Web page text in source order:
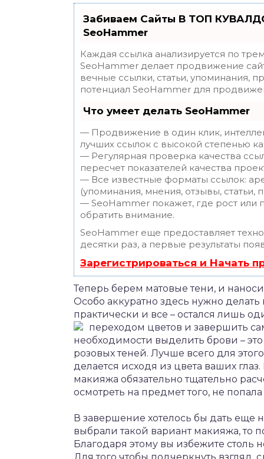
Забиваем Сайты В ТОП
SeoHammer
Каждая ссылка анализируется по
SeoHammer делает продвижение
вечные ссылки, статьи, упоминания,
потенциал SeoHammer для
Что умеет делать SeoHammer
— Продвижение в один клик,
лучших ссылок с высокой степенью
— Регулярная проверка качества
пересчет показателей качества
— Все известные форматы ссылок:
(упоминания, мнения, отзывы, статьи,
— SeoHammer покажет, где рост или
обратить внимание.
SeoHammer еще предоставляет
десятки раз, а первые результаты
Зарегистрироваться и Начать
Теперь берем матовые тени, и
Особо аккуратно здесь нужно делать
практически и все – остался лишь
переходом цветов и завершить
необходимости выделить брови –
розовых теней. Лучше всего для
делается исходя из цвета ваших
макияжа обязательно тщательно
осмотреть на предмет того, не
В завершение хотелось бы дать еще
выбрали такой вариант макияжа, то
Благодаря этому вы избежите столь